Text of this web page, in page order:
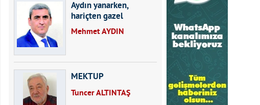
Aydın yanarken,
hariçten gazel
okuyarak kalpleri de
Mehmet AYDIN
MEKTUP
Tuncer ALTINTAŞ